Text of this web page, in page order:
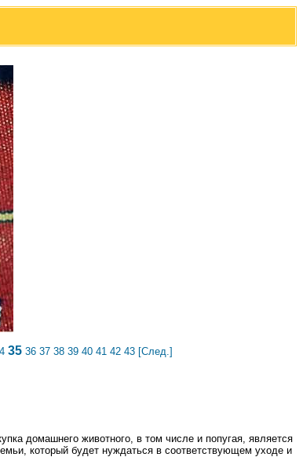
35 36 37 38 39 40 41 42 43 [След.]
домашнего животного, в том числе и попугая, является
который будет нуждаться в соответствующем уходе и